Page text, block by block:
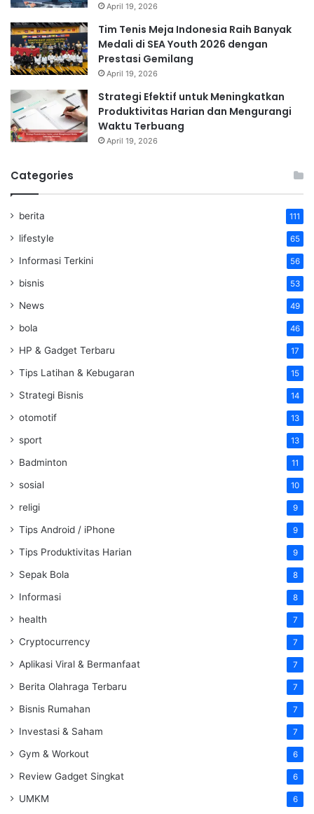
April 19, 2026
Tim Tenis Meja Indonesia Raih Banyak
Medali di SEA Youth 2026 dengan
Prestasi Gemilang
April 19, 2026
Strategi Efektif untuk Meningkatkan
Produktivitas Harian dan Mengurangi
Waktu Terbuang
April 19, 2026
Categories
berita 111
lifestyle 65
Informasi Terkini 56
bisnis 53
News 49
bola 46
HP & Gadget Terbaru 17
Tips Latihan & Kebugaran 15
Strategi Bisnis 14
otomotif 13
sport 13
Badminton 11
sosial 10
religi 9
Tips Android / iPhone 9
Tips Produktivitas Harian 9
Sepak Bola 8
Informasi 8
health 7
Cryptocurrency 7
Aplikasi Viral & Bermanfaat 7
Berita Olahraga Terbaru 7
Bisnis Rumahan 7
Investasi & Saham 7
Gym & Workout 6
Review Gadget Singkat 6
UMKM 6